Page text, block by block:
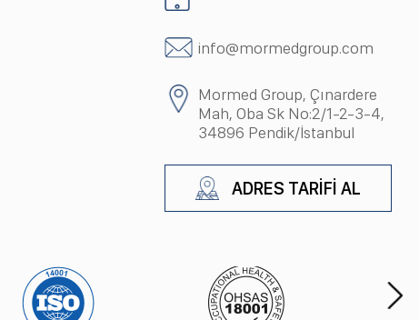
info@mormedgroup.com
Mormed Group, Çınardere
Mah, Oba Sk No:2/1-2-3-4,
34896 Pendik/İstanbul
ADRES TARİFİ AL